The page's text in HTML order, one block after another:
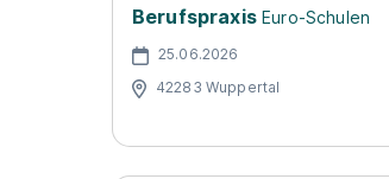
Berufspraxis Euro-Schulen
25.06.2026
42283 Wuppertal